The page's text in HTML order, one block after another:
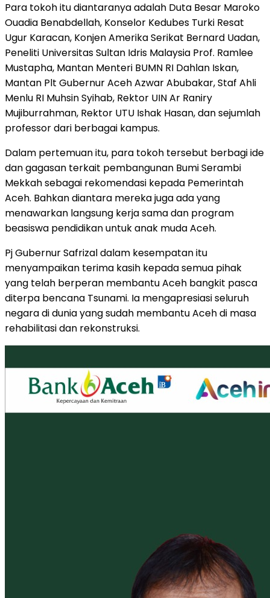
Para tokoh itu diantaranya adalah Duta Besar Maroko
Ouadia Benabdellah, Konselor Kedubes Turki Resat
Ugur Karacan, Konjen Amerika Serikat Bernard Uadan,
Peneliti Universitas Sultan Idris Malaysia Prof. Ramlee
Mustapha, Mantan Menteri BUMN RI Dahlan Iskan,
Mantan Plt Gubernur Aceh Azwar Abubakar, Staf Ahli
Menlu RI Muhsin Syihab, Rektor UIN Ar Raniry
Mujiburrahman, Rektor UTU Ishak Hasan, dan sejumlah
professor dari berbagai kampus.
Dalam pertemuan itu, para tokoh tersebut berbagi ide
dan gagasan terkait pembangunan Bumi Serambi
Mekkah sebagai rekomendasi kepada Pemerintah
Aceh. Bahkan diantara mereka juga ada yang
menawarkan langsung kerja sama dan program
beasiswa pendidikan untuk anak muda Aceh.
Pj Gubernur Safrizal dalam kesempatan itu
menyampaikan terima kasih kepada semua pihak
yang telah berperan membantu Aceh bangkit pasca
diterpa bencana Tsunami. Ia mengapresiasi seluruh
negara di dunia yang sudah membantu Aceh di masa
rehabilitasi dan rekonstruksi.